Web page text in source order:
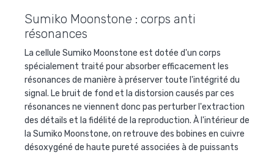
Sumiko Moonstone : corps anti
résonances
La cellule Sumiko Moonstone est dotée d'un corps
spécialement traité pour absorber efficacement les
résonances de manière à préserver toute l'intégrité du
signal. Le bruit de fond et la distorsion causés par ces
résonances ne viennent donc pas perturber l'extraction
des détails et la fidélité de la reproduction. À l'intérieur de
la Sumiko Moonstone, on retrouve des bobines en cuivre
désoxygéné de haute pureté associées à de puissants